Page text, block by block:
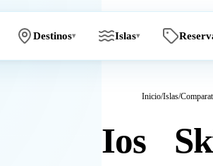
Destinos▾ Islas▾
Inicio/Islas/
Ios